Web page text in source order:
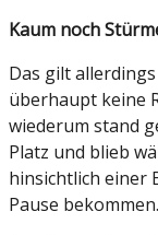
Kaum noch
Das gilt
überhaupt keine
wiederum stand
Platz und blieb
hinsichtlich einer
Pause bekommen.